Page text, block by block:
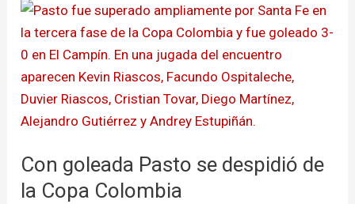
Con goleada Pasto se despidió de
la Copa Colombia
Con
goleada
Pasto
se
despidió
de
Copa
Colombia